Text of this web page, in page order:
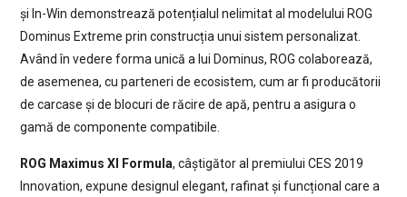
și In-Win demonstrează potențialul nelimitat al modelului ROG
Dominus Extreme prin construcția unui sistem personalizat.
Având în vedere forma unică a lui Dominus, ROG colaborează,
de asemenea, cu parteneri de ecosistem, cum ar fi producătorii
de carcase și de blocuri de răcire de apă, pentru a asigura o
gamă de componente compatibile.
ROG Maximus XI Formula, câștigător al premiului CES 2019
Innovation, expune designul elegant, rafinat și funcțional care a